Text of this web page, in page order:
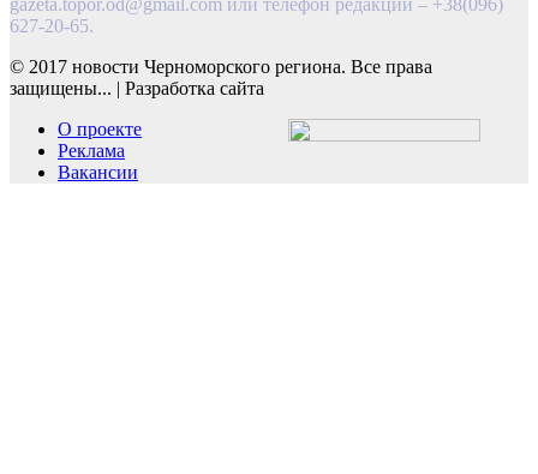
gazeta.topor.od@gmail.com или телефон редакции – +38(096)
627-20-65.
© 2017 новости Черноморского региона. Все права
защищены... | Разработка сайта
О проекте
Реклама
Вакансии